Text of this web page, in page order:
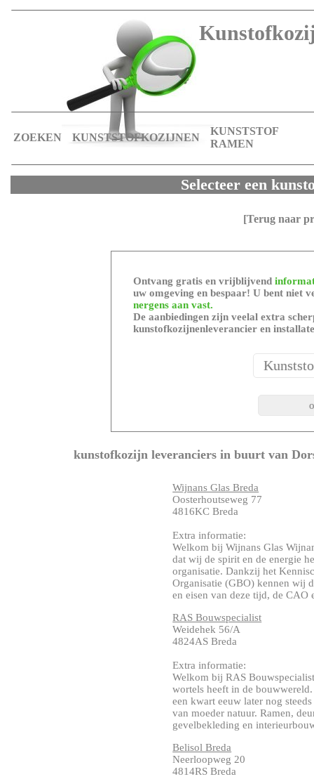
ZOEKEN KUNSTSTOFKOZIJNEN
KUNSTSTOF
RAMEN
Selecteer een
[Terug naar
Ontvang gratis en vrijblijvend
uw omgeving en bespaar! U bent niet
nergens aan vast.
De aanbiedingen zijn veelal extra
kunstofkozijnenleverancier en
kunstofkozijn leveranciers in buurt van
Wijnans Glas Breda
Oosterhoutseweg 77
4816KC Breda
Extra informatie:
Welkom bij Wijnans Glas
dat wij de spirit en de energie
organisatie. Dankzij het
Organisatie (GBO) kennen wij
en eisen van deze tijd, de CAO
RAS Bouwspecialist
Weidehek 56/A
4824AS Breda
Extra informatie:
Welkom bij RAS
wortels heeft in de
een kwart eeuw later nog
van moeder natuur. Ramen,
gevelbekleding en
Belisol Breda
Neerloopweg 20
4814RS Breda